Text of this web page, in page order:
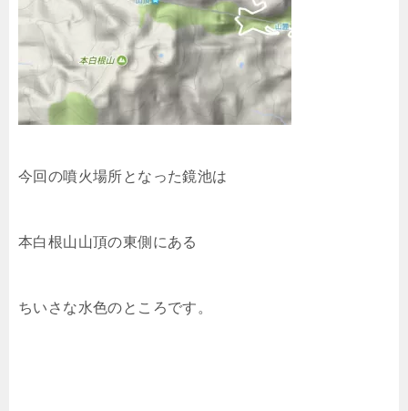
今回の噴火場所となった鏡池は
本白根山山頂の東側にある
ちいさな水色のところです。